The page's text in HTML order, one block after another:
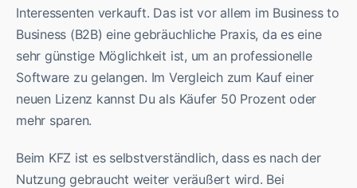
Interessenten verkauft. Das ist vor allem im Business to
Business (B2B) eine gebräuchliche Praxis, da es eine
sehr günstige Möglichkeit ist, um an professionelle
Software zu gelangen. Im Vergleich zum Kauf einer
neuen Lizenz kannst Du als Käufer 50 Prozent oder
mehr sparen.
Beim KFZ ist es selbstverständlich, dass es nach der
Nutzung gebraucht weiter veräußert wird. Bei